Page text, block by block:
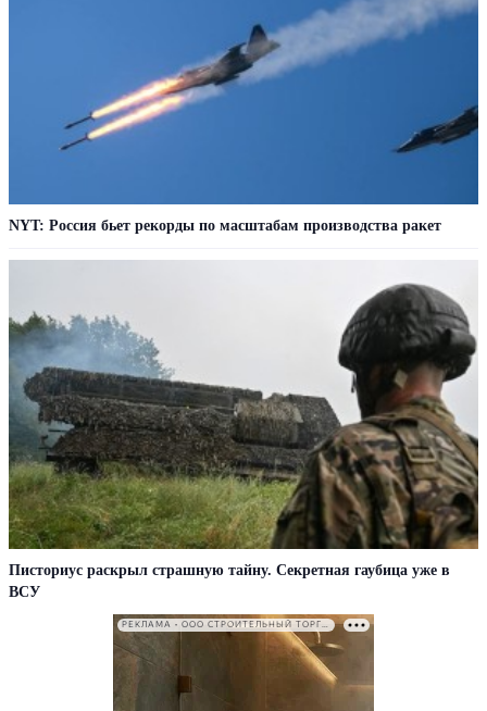
NYT: Россия бьет рекорды по масштабам производства ракет
Писториус раскрыл страшную тайну. Секретная гаубица уже в
ВСУ
РЕКЛАМА • ООО СТРОИТЕЛЬНЫЙ ТОРГОВЫЙ ДОМ «ПЕТРОВИЧ». ИНН: 7802348846